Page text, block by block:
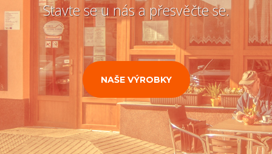
Stavte se u nás a přesvěčte se.
NAŠE VÝROBKY